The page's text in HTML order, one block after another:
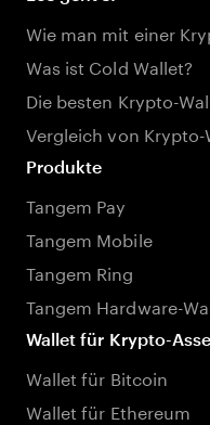
Wie man mit einer
Was ist Cold Wallet?
Die besten Krypto-
Vergleich von Krypto-
Produkte
Tangem Pay
Tangem Mobile
Tangem Ring
Tangem Hardware-
Wallet für Krypto-
Wallet für Bitcoin
Wallet für Ethereum